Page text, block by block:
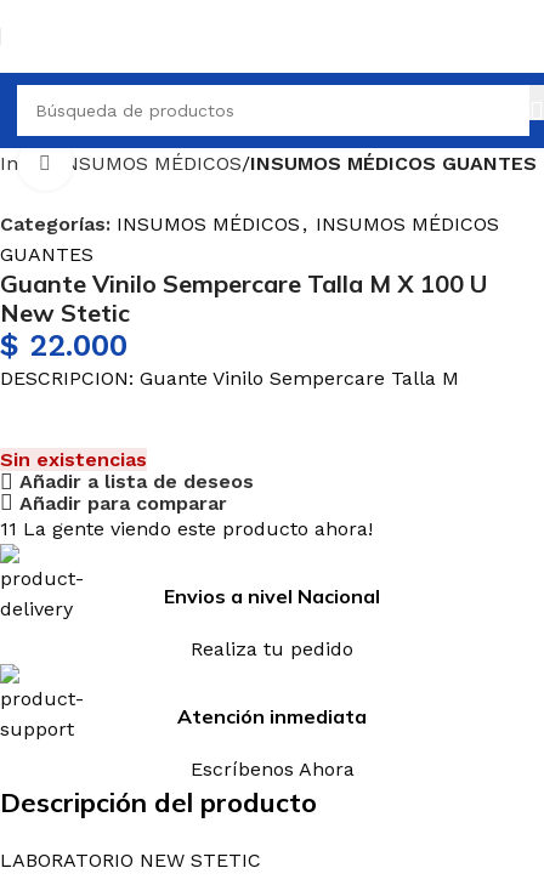
Inicio INSUMOS MÉDICOS INSUMOS MÉDICOS GUANTES
Haga Click para agrandar
Categorías: INSUMOS MÉDICOS , INSUMOS MÉDICOS
GUANTES
Guante Vinilo Sempercare Talla M X 100 U
New Stetic
$ 22.000
DESCRIPCION: Guante Vinilo Sempercare Talla M
Sin existencias
Añadir a lista de deseos
Añadir para comparar
11 La gente viendo este producto ahora!
Envios a nivel Nacional
Realiza tu pedido
Atención inmediata
Escríbenos Ahora
Descripción del producto
LABORATORIO NEW STETIC